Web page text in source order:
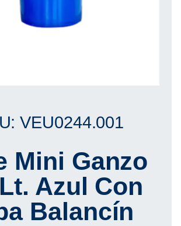
VEU0244.001
Mini Ganzo
Azul Con
Balancín